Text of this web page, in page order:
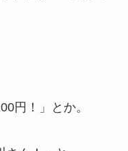
円！」とか。